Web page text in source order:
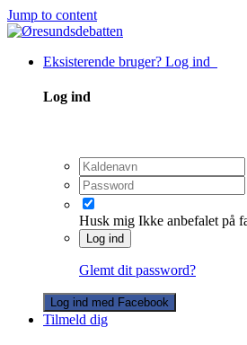
Jump to content
Eksisterende bruger? Log ind
Log ind
Husk mig Ikke anbefalet på
Log ind
Glemt dit password?
Log ind med Facebook
Tilmeld dig